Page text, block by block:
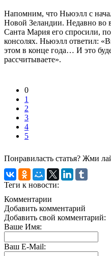
Напомним, что Ньюэлл с
Новой Зеландии. Недавно во
Санта Мария его спросили,
консолях. Ньюэлл ответил:
этом в конце года… И это
рассчитываете».
0
1
2
3
4
5
Понравиласть статья? Жми
Теги к новости:
Комментарии
Добавить комментарий
Добавить свой комментарий:
Ваше Имя:
Ваш E-Mail: